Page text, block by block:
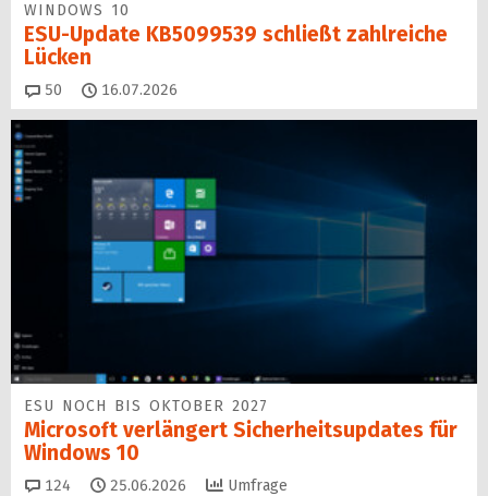
WINDOWS 10
ESU-Update KB5099539 schließt zahlreiche
Lücken
50 Kommentare
16.07.2026
ESU NOCH BIS OKTOBER 2027
Microsoft verlängert Sicherheitsupdates für
Windows 10
124 Kommentare
25.06.2026 Umfrage